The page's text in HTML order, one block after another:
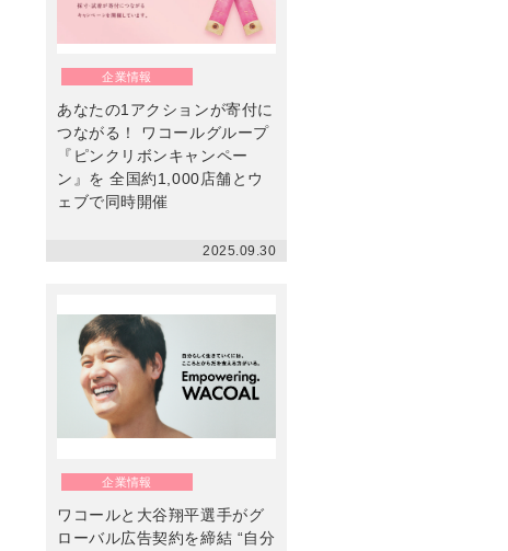
企業情報
あなたの1アクションが寄付に
つながる！ ワコールグループ
『ピンクリボンキャンペー
ン』を 全国約1,000店舗とウ
ェブで同時開催
2025.09.30
企業情報
ワコールと大谷翔平選手がグ
ローバル広告契約を締結 “自分